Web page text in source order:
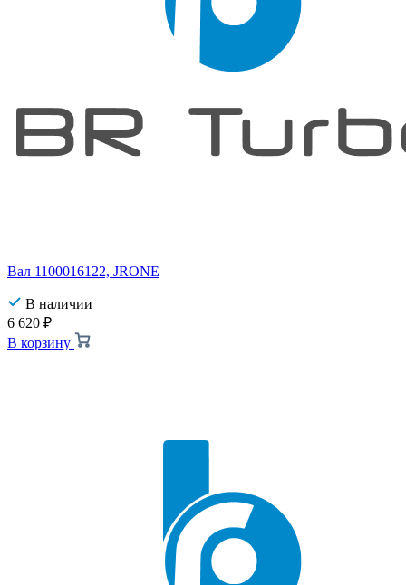
Вал 1100016122, JRONE
В наличии
6 620 ₽
В корзину